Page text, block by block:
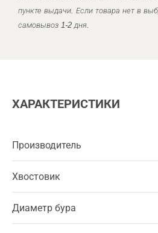
пункте выдачи. Если товара нет в
самовывоз 1-2 дня.
ХАРАКТЕРИСТИКИ
Производитель
Хвостовик
Диаметр бура